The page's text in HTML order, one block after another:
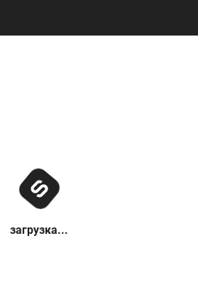
загрузка...